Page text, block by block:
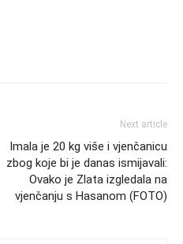
Next article
Imala je 20 kg više i vjenčanicu
zbog koje bi je danas ismijavali:
Ovako je Zlata izgledala na
vjenčanju s Hasanom (FOTO)